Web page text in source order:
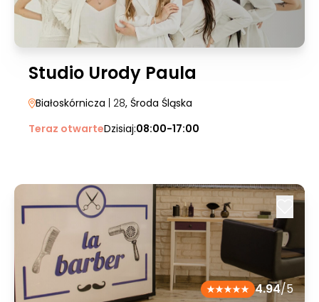
Studio Urody Paula
Białoskórnicza | 28, Środa Śląska
Teraz otwarteDzisiaj:08:00-17:00
4.94/5